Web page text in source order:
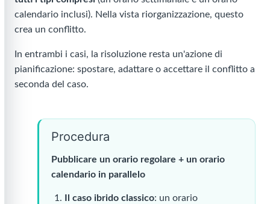
calendario inclusi). Nella vista riorganizzazione, questo
crea un conflitto.
In entrambi i casi, la risoluzione resta un'azione di
pianificazione: spostare, adattare o accettare il conflitto a
seconda del caso.
Procedura
Pubblicare un orario regolare + un orario
calendario in parallelo
Il caso ibrido classico: un orario